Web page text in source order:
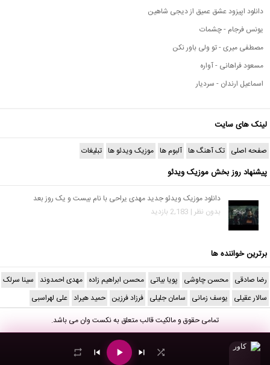
دانلود اپیزود عشق عمیق از دیجی شاهین
یونس فرجام - چشمات
مصطفی میری - تو ولی باور نکن
مسعود فراهانی - آواره
اسماعیل ارندان - سردیار
لینک های سایت
صفحه اصلی تک آهنگ ها آلبوم ها موزیک ویدئو ها تبلیغات
پیشنهاد روز بخش موزیک ویدئو
دانلود موزیک ویدئو جدید مهدی یراحی با نام بیست و یک روز بعد
بدون نظر | 2,183 بازدید
برترین خواننده ها
رضا صادقی محسن چاوشی پویا بیاتی محسن ابراهیم زاده مهدی احمدوند سینا سرلک
سالار عقیلی یوسف زمانی سامان جلیلی فرزاد فرزین حمید هیراد علی لهراسبی
تمامی حقوق و مالکیت قالب متعلق بهنکست وانمی باشد.